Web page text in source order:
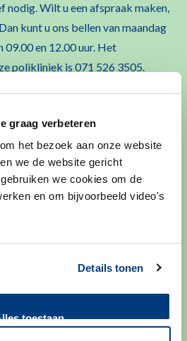
graag verbeteren
het bezoek aan onze website
we de website gericht
we cookies om de
en om bijvoorbeeld video's
Details tonen
toestaan
nodig. Wilt u een afspraak maken,
kunt u ons bellen van maandag
en 12.00 uur. Het
polikliniek is 071 526 3505.
van een afspraak ook naar ons
. Daar kunt u al uw
of wijzigen